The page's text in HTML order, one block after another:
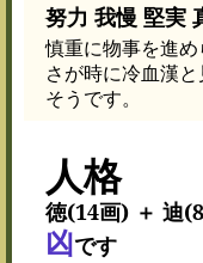
努力 我慢 堅実
慎重に物事を進
さが時に冷血漢
そうです。
人格
徳(14画) ＋ 迪
凶です